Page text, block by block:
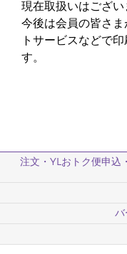
現在取扱いはござい
今後は会員の皆さ
トサービスなどで
す。
注文・YLおトク便申
バ